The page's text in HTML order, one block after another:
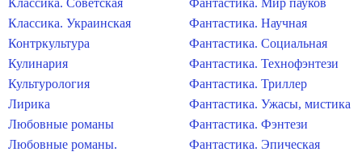
Классика. Советская
Классика. Украинская
Контркультура
Кулинария
Культурология
Лирика
Любовные романы
Любовные романы.
Фантастика. Мир пауков
Фантастика. Научная
Фантастика. Социальная
Фантастика. Технофэнтези
Фантастика. Триллер
Фантастика. Ужасы, мистика
Фантастика. Фэнтези
Фантастика. Эпическая